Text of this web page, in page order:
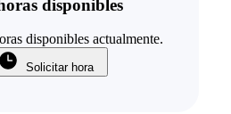
disponibles
disponibles actualmente.
Solicitar hora